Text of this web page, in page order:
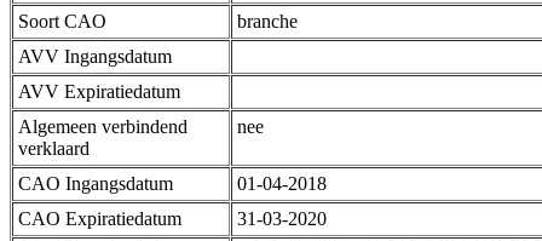
Soort CAO
branche
AVV Ingangsdatum
AVV Expiratiedatum
Algemeen verbindend
verklaard
nee
CAO Ingangsdatum
01-04-2018
CAO Expiratiedatum
31-03-2020